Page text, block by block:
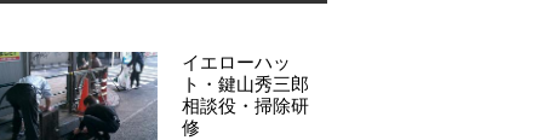
イエローハッ
ト・鍵山秀三郎
相談役・掃除研
修